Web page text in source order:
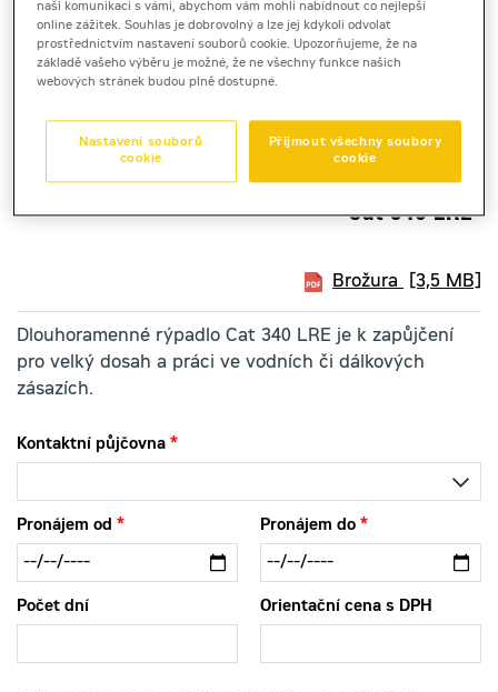
14 880 Kč bez DPH
18 004 Kč s DPH
Kauce
pásové rýpadlo
Cat 340 LRE
Brožura [3,5 MB]
Dlouhoramenné rýpadlo Cat 340 LRE je k zapůjčení
pro velký dosah a práci ve vodních či dálkových
zásazích.
Kontaktní půjčovna
Pronájem od Pronájem do
Počet dní Orientační cena s DPH
naši komunikaci s vámi, abychom vám mohli nabídnout co nejlepší
online zážitek. Souhlas je dobrovolný a lze jej kdykoli odvolat
prostřednictvím nastavení souborů cookie. Upozorňujeme, že na
základě vašeho výběru je možné, že ne všechny funkce našich
webových stránek budou plně dostupné.
Přijmout všechny soubory
cookie
Nastavení souborů
cookie